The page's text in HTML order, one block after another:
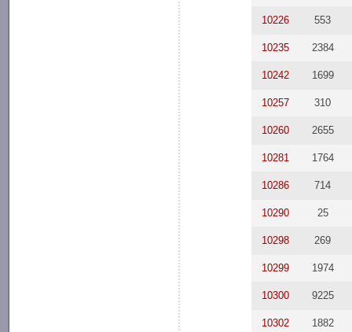
10226 553
10235 2384
10242 1699
10257 310
10260 2655
10281 1764
10286 714
10290 25
10298 269
10299 1974
10300 9225
10302 1882